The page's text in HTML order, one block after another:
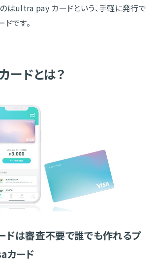
はultra pay カードという、手軽に発行で
です。
ドとは？
は審査不要で誰でも作れるプ
カード